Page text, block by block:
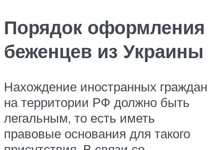
Порядок оформления
беженцев из Украины
Нахождение иностранных граждан
на территории РФ должно быть
легальным, то есть иметь
правовые основания для такого